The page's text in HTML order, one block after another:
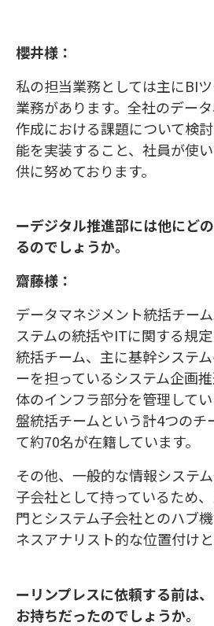
櫻井様：
私の担当業務としては主にBI
業務があります。全社のデー
作成における課題について検
能を実装すること、社員が使
供に努めております。
ーデジタル推進部には他にど
るのでしょうか。
齋藤様：
データマネジメント統括チー
ステムの統括やITに関する規
統括チーム、主に基幹システ
ーを担っているシステム企画
体のインフラ部分を管理して
盤統括チームという計4つのチ
て約70名が在籍しています。
その他、一般的な情報システ
子会社として持っているため
門とシステム子会社とのハブ
ネスアナリスト的な位置付けと
ーリンプレスに依頼する前は
お持ちだったのでしょうか。